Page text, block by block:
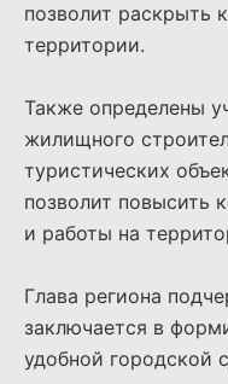
позволит раскрыть
территории.
Также определены
жилищного
туристических
позволит повысить
и работы на
Глава региона
заключается в
удобной городской